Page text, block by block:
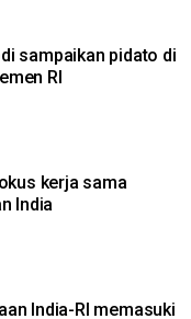
sampaikan pidato di
RI
kerja sama
India
India-RI memasuki